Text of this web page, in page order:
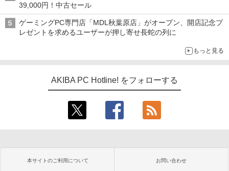
39,000円！中古セール
ゲーミングPC専門店「MDL秋葉原店」がオープン、開店記念プ
レゼントを求めるユーザーが押し寄せ長蛇の列に
もっと見る
AKIBA PC Hotline! をフォローする
本サイトのご利用について お問い合わせ